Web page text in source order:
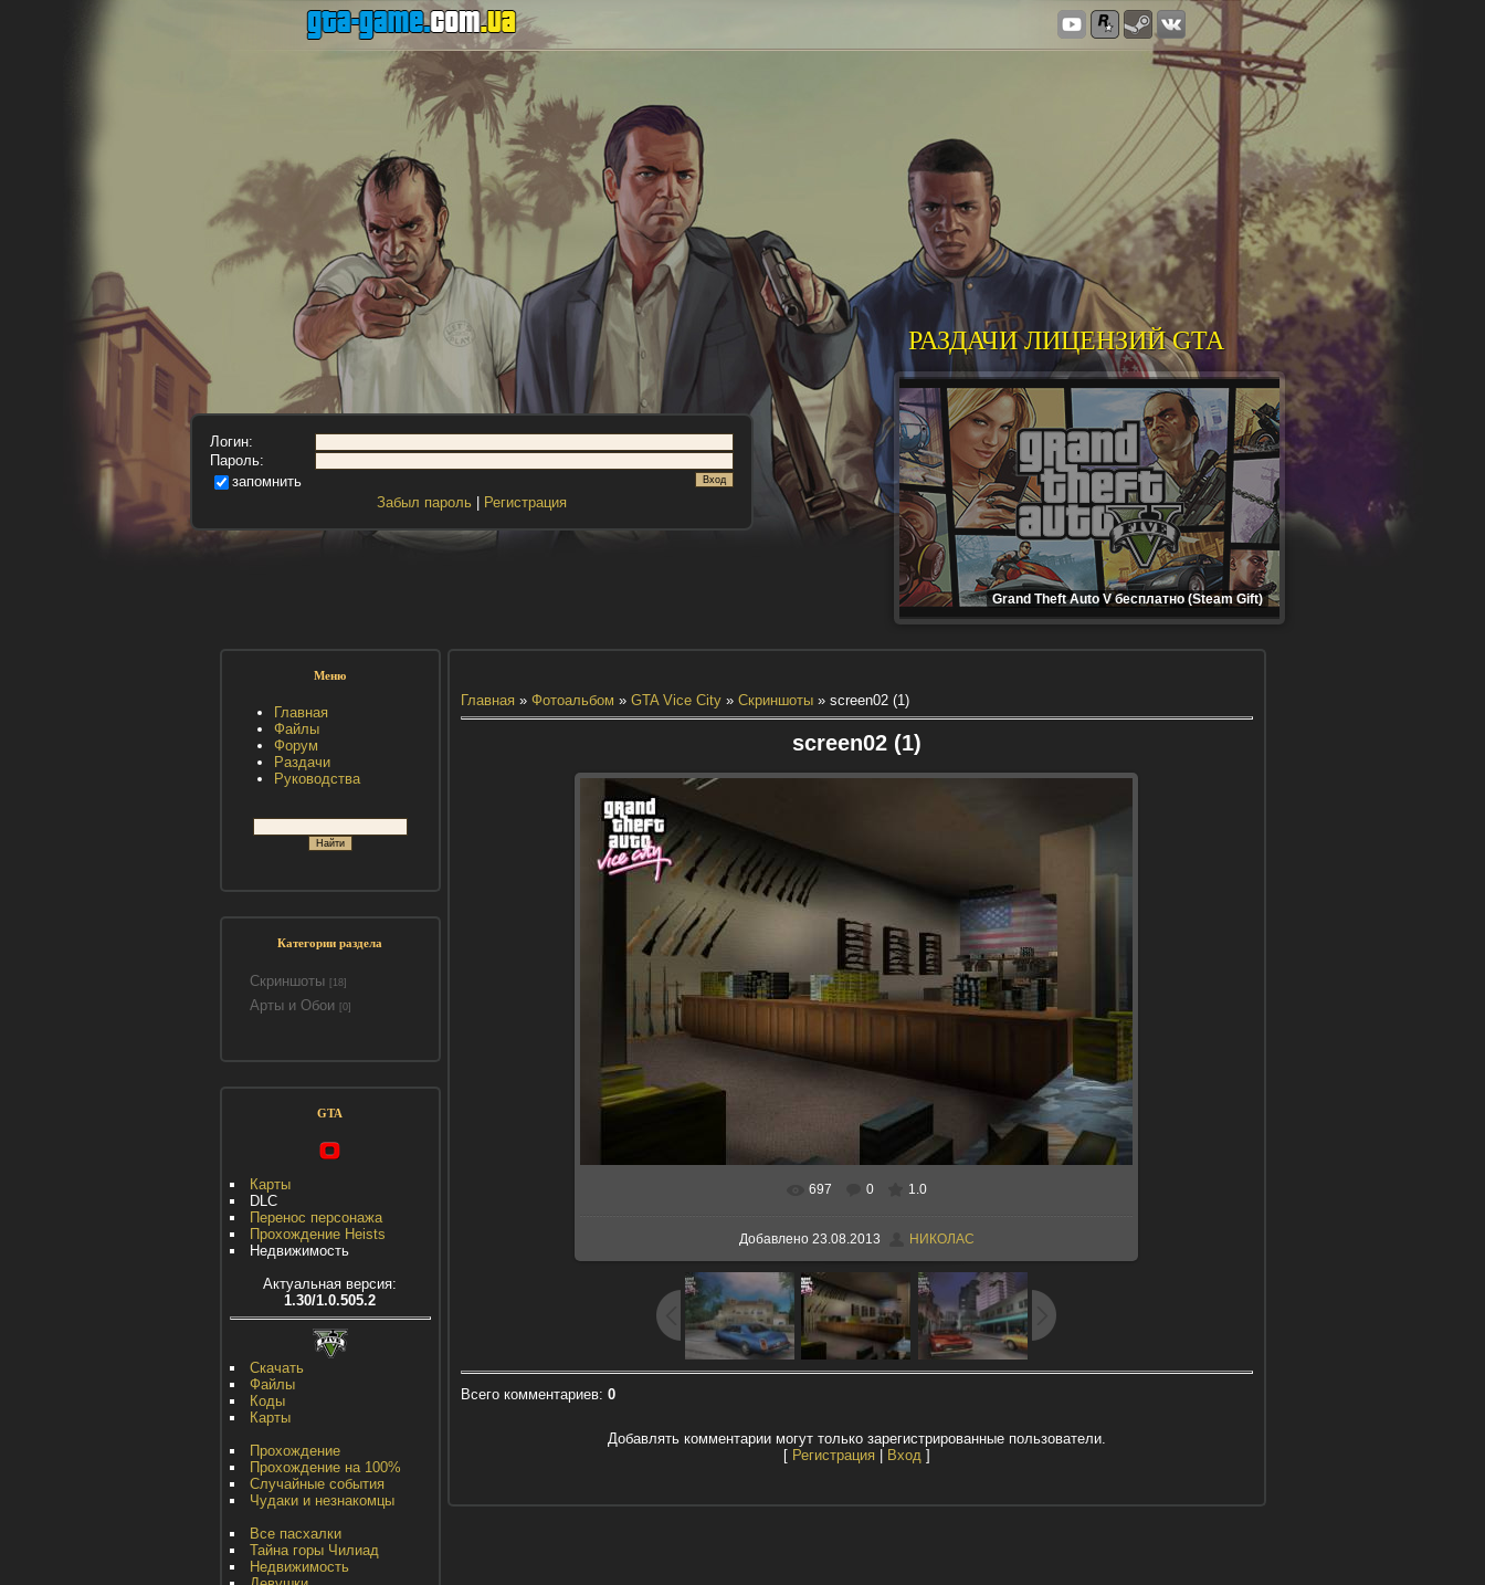
Логин:
Пароль:
запомнить
Забыл пароль
Регистрация
РАЗДАЧИ ЛИЦЕНЗИЙ GTA
Grand Theft Auto V бесплатно (Steam Gift)
Меню
Главная
Файлы
Форум
Раздачи
Руководства
Категории раздела
Скриншоты [18]
Арты и Обои [0]
GTA
Карты
DLC
Перенос персонажа
Прохождение Heists
Недвижимость
Актуальная версия:
1.30/1.0.505.2
Скачать
Файлы
Коды
Карты
Прохождение
Прохождение на 100%
Случайные события
Чудаки и незнакомцы
Все пасхалки
Тайна горы Чилиад
Недвижимость
Главная» Фотоальбом » GTA Vice City» Скриншоты» screen02 (1)
screen02 (1)
В реальном размере 640x448
697 0 1.0
Добавлено23.08.2013 НИКОЛАС
Всего комментариев: 0
Добавлять комментарии могут только зарегистрированные пользователи.
[ Регистрация| Вход]